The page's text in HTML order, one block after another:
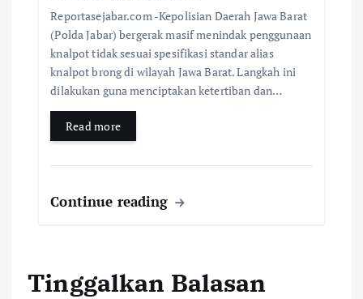
Reportasejabar.com -Kepolisian Daerah Jawa Barat
(Polda Jabar) bergerak masif menindak penggunaan
knalpot tidak sesuai spesifikasi standar alias
knalpot brong di wilayah Jawa Barat. Langkah ini
dilakukan guna menciptakan ketertiban dan…
Read more
Continue reading
Tinggalkan Balasan